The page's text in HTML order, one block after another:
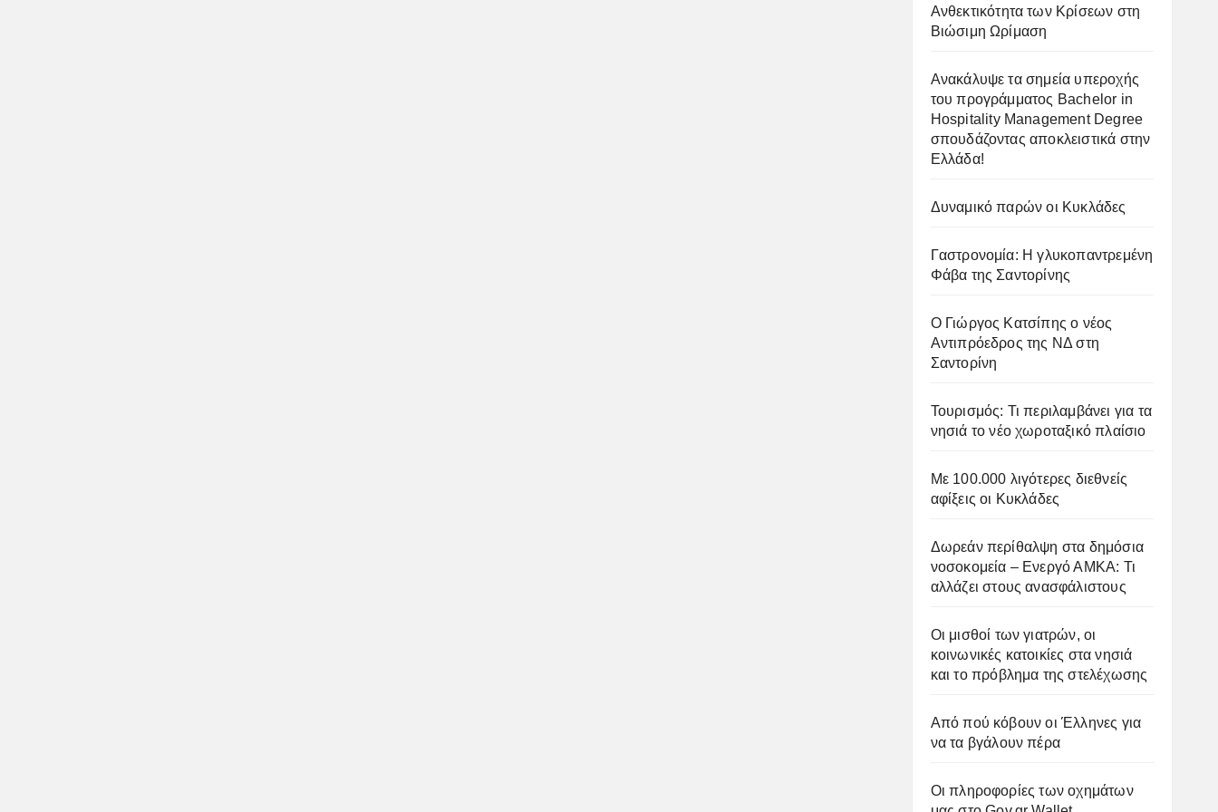
Ανθεκτικότητα των Κρίσεων στη
Βιώσιμη Ωρίμαση
Ανακάλυψε τα σημεία υπεροχής
του προγράμματος Bachelor in
Hospitality Management Degree
σπουδάζοντας αποκλειστικά στην
Ελλάδα!
Δυναμικό παρών οι Κυκλάδες
Γαστρονομία: Η γλυκοπαντρεμένη
Φάβα της Σαντορίνης
Ο Γιώργος Κατσίπης ο νέος
Αντιπρόεδρος της ΝΔ στη
Σαντορίνη
Τουρισμός: Τι περιλαμβάνει για τα
νησιά το νέο χωροταξικό πλαίσιο
Με 100.000 λιγότερες διεθνείς
αφίξεις οι Κυκλάδες
Δωρεάν περίθαλψη στα δημόσια
νοσοκομεία – Ενεργό ΑΜΚΑ: Τι
αλλάζει στους ανασφάλιστους
Οι μισθοί των γιατρών, οι
κοινωνικές κατοικίες στα νησιά
και το πρόβλημα της στελέχωσης
Από πού κόβουν οι Έλληνες για
να τα βγάλουν πέρα
Οι πληροφορίες των οχημάτων